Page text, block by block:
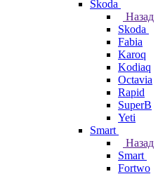
Skoda
Назад
Skoda
Fabia
Karoq
Kodiaq
Octavia
Rapid
SuperB
Yeti
Smart
Назад
Smart
Fortwo